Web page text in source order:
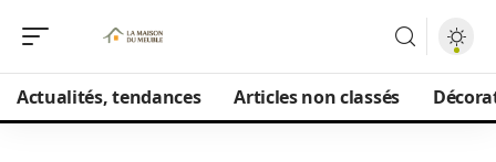
Actualités, tendances Articles non classés